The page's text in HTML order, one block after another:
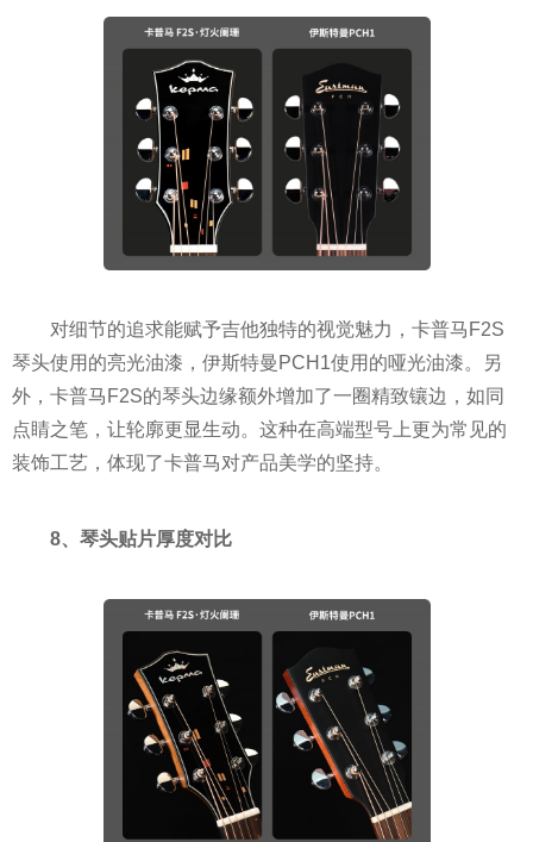
对细节的追求能赋予吉他独特的视觉魅力，卡普马F2S
琴头使用的亮光油漆，伊斯特曼PCH1使用的哑光油漆。另
外，卡普马F2S的琴头边缘额外增加了一圈精致镶边，如同
点睛之笔，让轮廓更显生动。这种在高端型号上更为常见的
装饰工艺，体现了卡普马对产品美学的坚持。
8、琴头贴片厚度对比